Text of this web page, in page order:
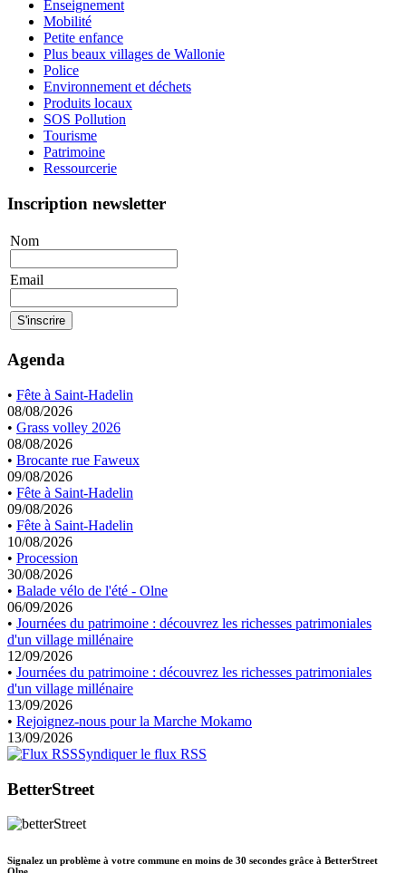
Enseignement
Mobilité
Petite enfance
Plus beaux villages de Wallonie
Police
Environnement et déchets
Produits locaux
SOS Pollution
Tourisme
Patrimoine
Ressourcerie
Inscription newsletter
Nom
Email
Agenda
• Fête à Saint-Hadelin
08/08/2026
• Grass volley 2026
08/08/2026
• Brocante rue Faweux
09/08/2026
• Fête à Saint-Hadelin
09/08/2026
• Fête à Saint-Hadelin
10/08/2026
• Procession
30/08/2026
• Balade vélo de l'été - Olne
06/09/2026
• Journées du patrimoine : découvrez les richesses patrimoniales
d'un village millénaire
12/09/2026
• Journées du patrimoine : découvrez les richesses patrimoniales
d'un village millénaire
13/09/2026
• Rejoignez-nous pour la Marche Mokamo
13/09/2026
Syndiquer le flux RSS
BetterStreet
Signalez un problème à votre commune en moins de 30 secondes grâce à BetterStreet